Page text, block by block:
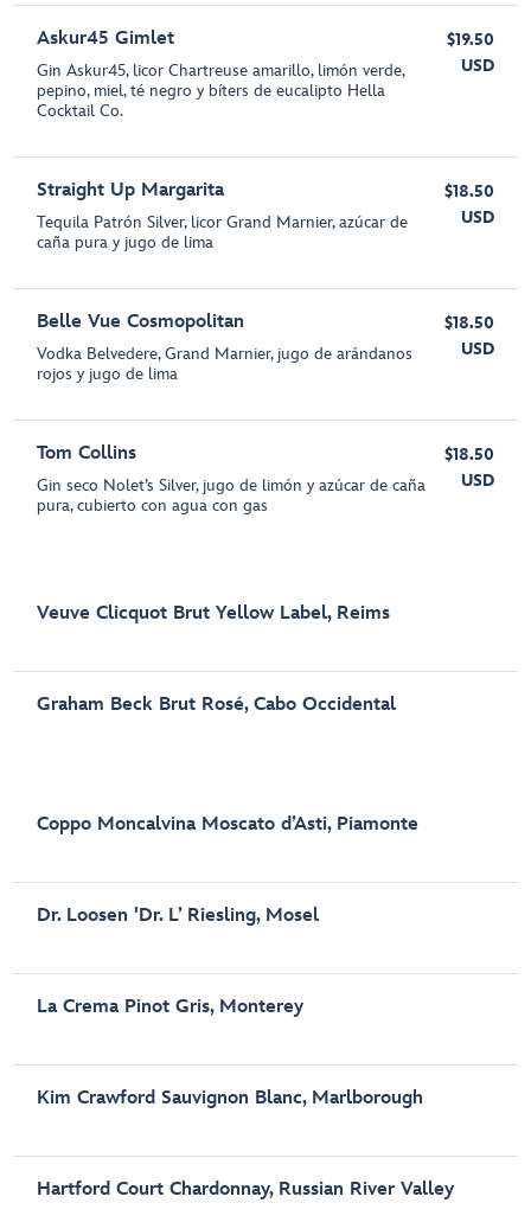
Askur45 Gimlet
Gin Askur45, licor Chartreuse amarillo, limón verde,
pepino, miel, té negro y bíters de eucalipto Hella
Cocktail Co.
$19.50
USD
Straight Up Margarita
Tequila Patrón Silver, licor Grand Marnier, azúcar de
caña pura y jugo de lima
$18.50
USD
Belle Vue Cosmopolitan
Vodka Belvedere, Grand Marnier, jugo de arándanos
rojos y jugo de lima
$18.50
USD
Tom Collins
Gin seco Nolet’s Silver, jugo de limón y azúcar de caña
pura, cubierto con agua con gas
$18.50
USD
Veuve Clicquot Brut Yellow Label, Reims
Graham Beck Brut Rosé, Cabo Occidental
Coppo Moncalvina Moscato d’Asti, Piamonte
Dr. Loosen 'Dr. L’ Riesling, Mosel
La Crema Pinot Gris, Monterey
Kim Crawford Sauvignon Blanc, Marlborough
Hartford Court Chardonnay, Russian River Valley